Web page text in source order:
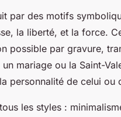
par des motifs
la liberté, et la force.
possible par gravure,
mariage ou la Saint-
personnalité de celui ou
les styles :